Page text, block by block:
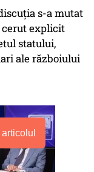
s-a mutat
explicit
statului,
ale războiului